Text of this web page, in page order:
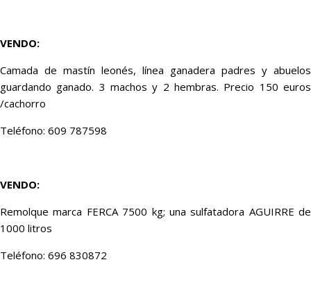
VENDO:
Camada de mastín leonés, línea ganadera padres y abuelos
guardando ganado. 3 machos y 2 hembras. Precio 150 euros
/cachorro
Teléfono: 609 787598
VENDO:
Remolque marca FERCA 7500 kg; una sulfatadora AGUIRRE de
1000 litros
Teléfono: 696 830872